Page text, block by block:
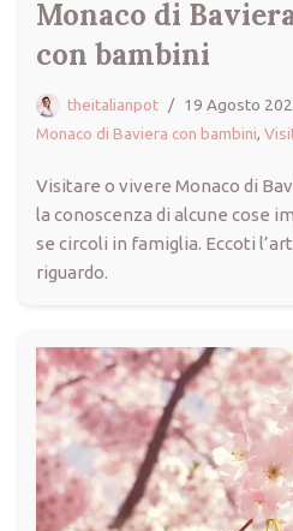
Monaco di
con bambini
theitalianpot
19 Agosto
Monaco di Baviera con bambini,
Visitare o vivere Monaco di
la conoscenza di alcune cose
se circoli in famiglia. Eccoti
riguardo.